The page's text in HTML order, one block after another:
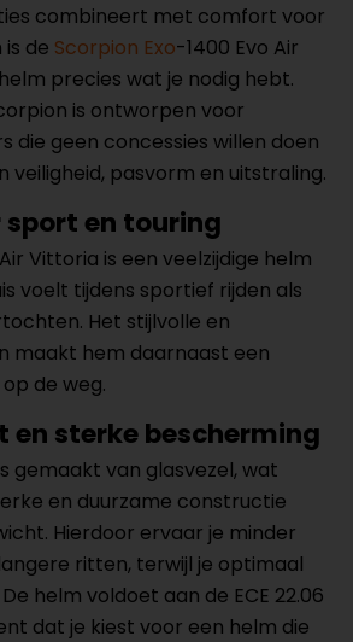
combineert met comfort voor
de Scorpion Exo-1400 Evo Air
precies wat je nodig hebt.
is ontworpen voor
die geen concessies willen doen
veiligheid, pasvorm en uitstraling.
en touring
Vittoria is een veelzijdige helm
voelt tijdens sportief rijden als
Het stijlvolle en
maakt hem daarnaast een
de weg.
en sterke bescherming
gemaakt van glasvezel, wat
en duurzame constructie
Hierdoor ervaar je minder
ritten, terwijl je optimaal
helm voldoet aan de ECE 22.06
dat je kiest voor een helm die